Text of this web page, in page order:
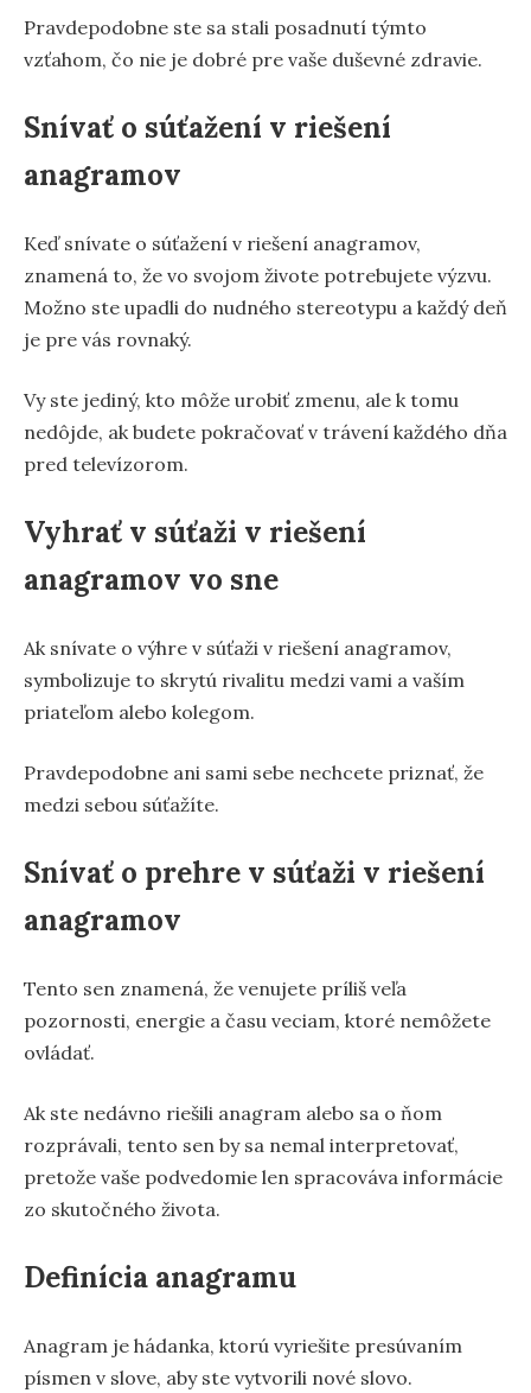
Pravdepodobne ste sa stali posadnutí týmto
vzťahom, čo nie je dobré pre vaše duševné zdravie.
Snívať o súťažení v riešení
anagramov
Keď snívate o súťažení v riešení anagramov,
znamená to, že vo svojom živote potrebujete výzvu.
Možno ste upadli do nudného stereotypu a každý deň
je pre vás rovnaký.
Vy ste jediný, kto môže urobiť zmenu, ale k tomu
nedôjde, ak budete pokračovať v trávení každého dňa
pred televízorom.
Vyhrať v súťaži v riešení
anagramov vo sne
Ak snívate o výhre v súťaži v riešení anagramov,
symbolizuje to skrytú rivalitu medzi vami a vaším
priateľom alebo kolegom.
Pravdepodobne ani sami sebe nechcete priznať, že
medzi sebou súťažíte.
Snívať o prehre v súťaži v riešení
anagramov
Tento sen znamená, že venujete príliš veľa
pozornosti, energie a času veciam, ktoré nemôžete
ovládať.
Ak ste nedávno riešili anagram alebo sa o ňom
rozprávali, tento sen by sa nemal interpretovať,
pretože vaše podvedomie len spracováva informácie
zo skutočného života.
Definícia anagramu
Anagram je hádanka, ktorú vyriešite presúvaním
písmen v slove, aby ste vytvorili nové slovo.